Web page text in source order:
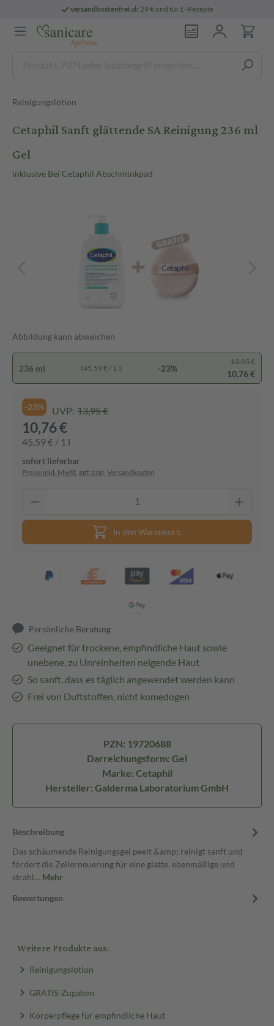
versandkostenfreiab 29 € und für E-Rezepte
Reinigungslotion
Cetaphil Sanft glättende SA Reinigung 236 ml
Gel
inklusive Bei Cetaphil Abschminkpad
Abbildung kann abweichen
236 ml (45,59 € / 1 l) -23%
13,95 €
10,76 €
-23% UVP: 13,95 €
10,76 €
45,59 € / 1 l
sofort lieferbar
Preise inkl. MwSt. ggf. zzgl. Versandkosten
In den Warenkorb
Persönliche Beratung
Geeignet für trockene, empfindliche Haut sowie
unebene, zu Unreinheiten neigende Haut
So sanft, dass es täglich angewendet werden kann
Frei von Duftstoffen, nicht komedogen
PZN: 19720688
Darreichungsform: Gel
Marke: Cetaphil
Hersteller: Galderma Laboratorium GmbH
Beschreibung
Das schäumende Reinigungsgel peelt &amp; reinigt sanft und
fördert die Zellerneuerung für eine glatte, ebenmäßige und
strahl… Mehr
Bewertungen
Weitere Produkte aus:
Reinigungslotion
GRATIS-Zugaben
Körperpflege für empfindliche Haut